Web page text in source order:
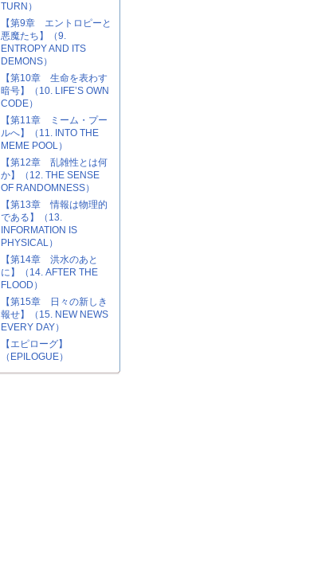
TURN）
【第9章 エントロピーと
悪魔たち】（9.
ENTROPY AND ITS
DEMONS）
【第10章 生命を表わす
暗号】（10. LIFE’S OWN
CODE）
【第11章 ミーム・プー
ルへ】（11. INTO THE
MEME POOL）
【第12章 乱雑性とは何
か】（12. THE SENSE
OF RANDOMNESS）
【第13章 情報は物理的
である】（13.
INFORMATION IS
PHYSICAL）
【第14章 洪水のあと
に】（14. AFTER THE
FLOOD）
【第15章 日々の新しき
報せ】（15. NEW NEWS
EVERY DAY）
【エピローグ】
（EPILOGUE）